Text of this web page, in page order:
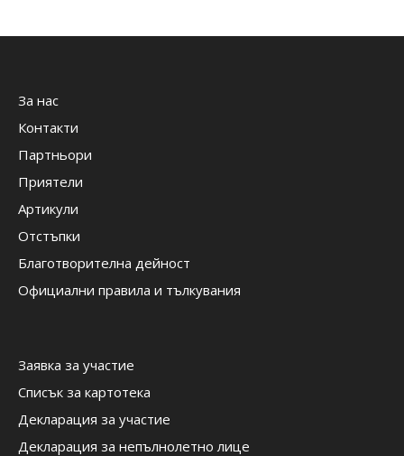
За нас
Контакти
Партньори
Приятели
Артикули
Отстъпки
Благотворителна дейност
Официални правила и тълкувания
Заявка за участие
Списък за картотека
Декларация за участие
Декларация за непълнолетно лице